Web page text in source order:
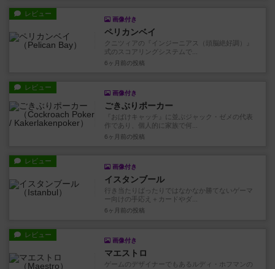
レビュー
画像付き
ペリカンベイ
クニツィアの『インジーニアス（頭脳絶好調）』
式のスコアリングシステムで...
6ヶ月前 の投稿
レビュー
画像付き
ごきぶりポーカー
『おばけキャッチ』に並ぶジャック・ゼメの代表
作であり、個人的に家族で何...
6ヶ月前 の投稿
レビュー
画像付き
イスタンブール
行き当たりばったりではなかなか勝てないゲーマ
ー向けの手応え＋カードやダ...
6ヶ月前 の投稿
レビュー
画像付き
マエストロ
ゲームのデザイナーでもあるルディ・ホフマンの